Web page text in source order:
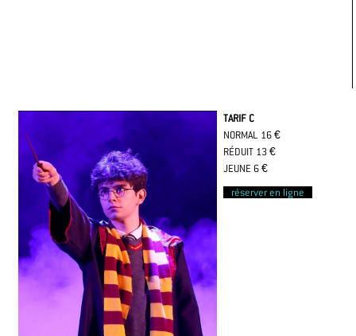
TARIF C
NORMAL 16 €
RÉDUIT 13 €
JEUNE 6 €
réserver en ligne